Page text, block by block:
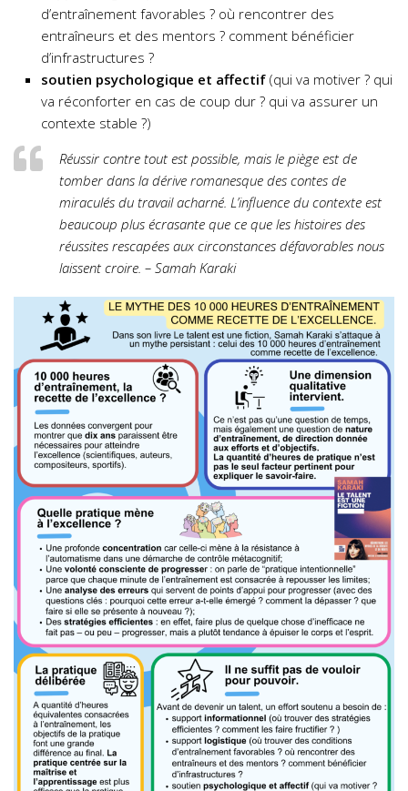
d’entraînement favorables ? où rencontrer des
entraîneurs et des mentors ? comment bénéficier
d’infrastructures ?
soutien psychologique et affectif (qui va motiver ? qui
va réconforter en cas de coup dur ? qui va assurer un
contexte stable ?)
Réussir contre tout est possible, mais le piège est de
tomber dans la dérive romanesque des contes de
miraculés du travail acharné. L’influence du contexte est
beaucoup plus écrasante que ce que les histoires des
réussites rescapées aux circonstances défavorables nous
laissent croire. – Samah Karaki